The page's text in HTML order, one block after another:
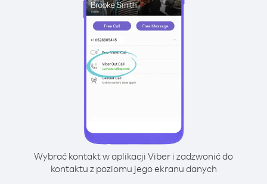
Wybrać kontakt w aplikacji Viber i zadzwonić do
kontaktu z poziomu jego ekranu danych